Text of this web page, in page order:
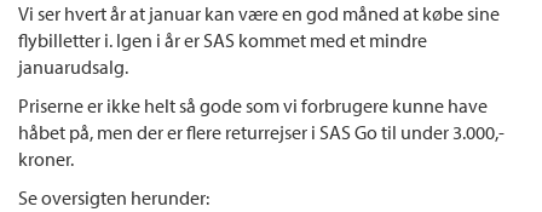
Vi ser hvert år at januar kan være en god måned at købe sine
flybilletter i. Igen i år er SAS kommet med et mindre
januarudsalg.
Priserne er ikke helt så gode som vi forbrugere kunne have
håbet på, men der er flere returrejser i SAS Go til under 3.000,-
kroner.
Se oversigten herunder: